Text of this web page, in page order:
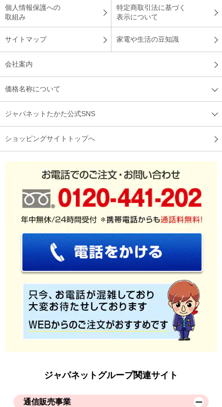
個人情報保護への
取組み
特定商取引法に基づく
表示について
サイトマップ 家電や生活の豆知識
会社案内
価格名称について
ジャパネットたかた公式SNS
ショッピングサイトトップへ
ジャパネットグループ関連サイト
通信販売事業